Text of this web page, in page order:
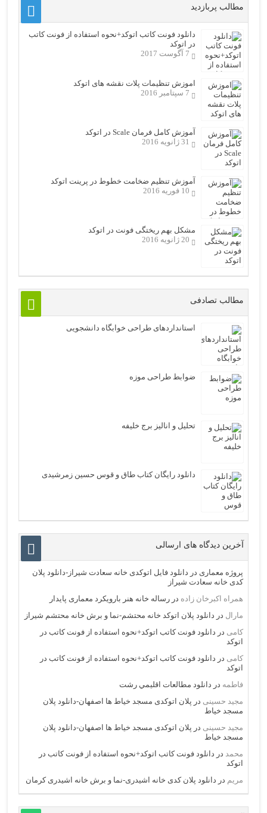
مطالب پربازدید
دانلود فونت کاتب اتوکد+نحوه استفاده از فونت کاتب
در اتوکد
7 آگوست 2017
اموزش تنظیمات پلات نقشه های اتوکد
7 سپتامبر 2016
آموزش کامل فرمان Scale در اتوکد
31 ژانویه 2016
آموزش تنظیم ضخامت خطوط در پرینت اتوکد
10 فوریه 2016
مشکل بهم ریختگی فونت در اتوکد
20 ژانویه 2016
مطالب تصادفی
استانداردهای طراحی خوابگاه دانشجویی
ضوابط طراحی موزه
تحلیل و انالیز برج خلیفه
دانلود رایگان کتاب طاق و قوس حسین زمرشیدی
آخرین دیدگاه های ارسالی
پروژه معماری در دانلود فایل اتوکدی خانه سعادت شیراز-دانلود پلان
کدی خانه سعادت شیراز
همراه اکبرخان زاده دررساله خانه هنر بارویکرد معماری پایدار
مارال در دانلود پلان اتوکد خانه محتشم-نما و برش خانه محتشم شیراز
کامی در دانلود فونت کاتب اتوکد+نحوه استفاده از فونت کاتب در
اتوکد
کامی در دانلود فونت کاتب اتوکد+نحوه استفاده از فونت کاتب در
اتوکد
فاطمه در دانلود مطالعات اقليمي رشت
مجید حسینی در پلان اتوکدی مسجد خیاط ها اصفهان-دانلود پلان
مسجد خیاط
مجید حسینی در پلان اتوکدی مسجد خیاط ها اصفهان-دانلود پلان
مسجد خیاط
محمد در دانلود فونت کاتب اتوکد+نحوه استفاده از فونت کاتب در
اتوکد
مریم در دانلود پلان کدی خانه اشیدری-نما و برش خانه اشیدری کرمان